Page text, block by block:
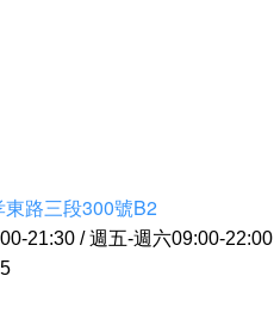
路三段300號B2
21:30 / 週五-週六09:00-22:00